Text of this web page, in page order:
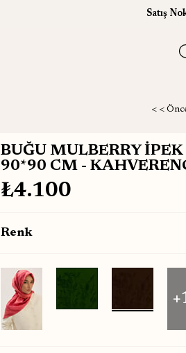
Satış
< <
BUĞU MULBERRY İPEK
90*90 CM -
₺4.100
Renk